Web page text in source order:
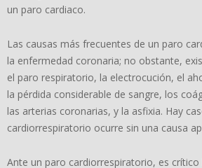
un paro cardiaco.
Las causas más frecuentes de un paro
la enfermedad coronaria; no obstante,
el paro respiratorio, la electrocución, el
la pérdida considerable de sangre, los
las arterias coronarias, y la asfixia. Hay
cardiorrespiratorio ocurre sin una causa
Ante un paro cardiorrespiratorio, es